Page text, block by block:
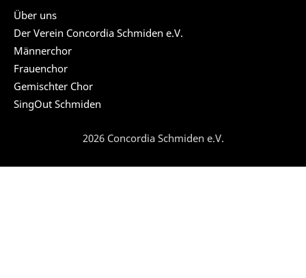
Über uns
Der Verein Concordia Schmiden e.V.
Männerchor
Frauenchor
Gemischter Chor
SingOut Schmiden
2026 Concordia Schmiden e.V.